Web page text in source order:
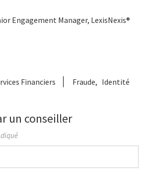
Engagement Manager, LexisNexis®
Financiers Fraude Identité
un conseiller